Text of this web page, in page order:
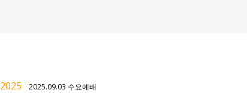
2025 2025.09.03 수요예배